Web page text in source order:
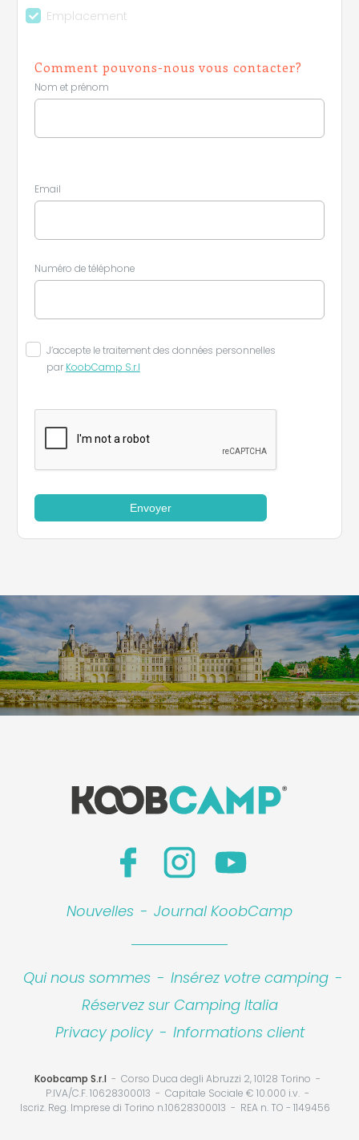
Emplacement
Comment pouvons-nous vous contacter?
Nom et prénom
Email
Numéro de téléphone
J’accepte le traitement des données personnelles
par KoobCamp S.r.l
Envoyer
Leaflet |©Koobcamp S.r.l.
Nouvelles - Journal KoobCamp
Qui nous sommes - Insérez votre camping -
Réservez sur Camping Italia
Privacy policy - Informations client
Koobcamp S.r.l
Corso Duca degli Abruzzi 2, 10128 Torino
P.IVA/C.F. 10628300013
Capitale Sociale € 10.000 i.v.
Iscriz. Reg. Imprese di Torino n.10628300013
REA n. TO - 1149456